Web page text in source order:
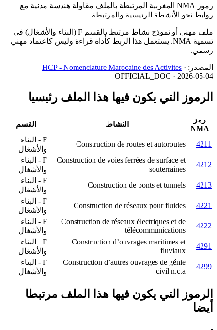
رموز NMA المغربية المرتبطة بالملف مقاولة هندسة مدنية مع
روابط نحو الأنشطة الرئيسية والمرتبطة.
ملف مهني أو نموذج نشاط مرتبط بالقسم F (البناء والأشغال) في
تسمية NMA. يستعمل هذا الربط كأداة قراءة وليس كاعتماد مهني
رسمي.
المصدر: HCP - Nomenclature Marocaine des Activites ·
OFFICIAL_DOC · 2026-05-04
الرموز التي يكون فيها هذا الملف رئيسيا
رمز
NMA
النشاط القسم
4211
Construction de routes et autoroutes
F - البناء
والأشغال
4212
Construction de voies ferrées de surface et
souterraines
F - البناء
والأشغال
4213
Construction de ponts et tunnels
F - البناء
والأشغال
4221
Construction de réseaux pour fluides
F - البناء
والأشغال
4222
Construction de réseaux électriques et de
télécommunications
F - البناء
والأشغال
4291
Construction d’ouvrages maritimes et
fluviaux
F - البناء
والأشغال
4299
Construction d’autres ouvrages de génie
civil n.c.a.
F - البناء
والأشغال
الرموز التي يكون فيها هذا الملف مرتبطا
أيضا
-